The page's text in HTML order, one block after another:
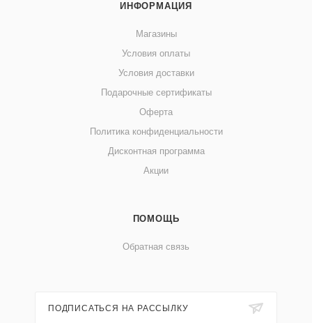
ИНФОРМАЦИЯ
Магазины
Условия оплаты
Условия доставки
Подарочные сертификаты
Оферта
Политика конфиденциальности
Дисконтная программа
Акции
ПОМОЩЬ
Обратная связь
ПОДПИСАТЬСЯ НА РАССЫЛКУ